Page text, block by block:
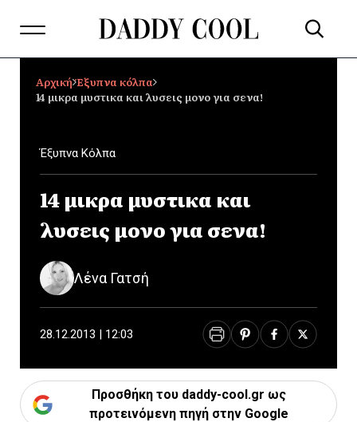
Αρχική Έξυπνα κόλπα
14 μικρα μυστικα και λυσεις μονο για σενα!
Έξυπνα Κόλπα
14 μικρα μυστικα και
λυσεις μονο για σενα!
Λένα Γατσή
28.12.2013 | 12:03
Προσθήκη του daddy-cool.gr ως
προτεινόμενη πηγή στην Google